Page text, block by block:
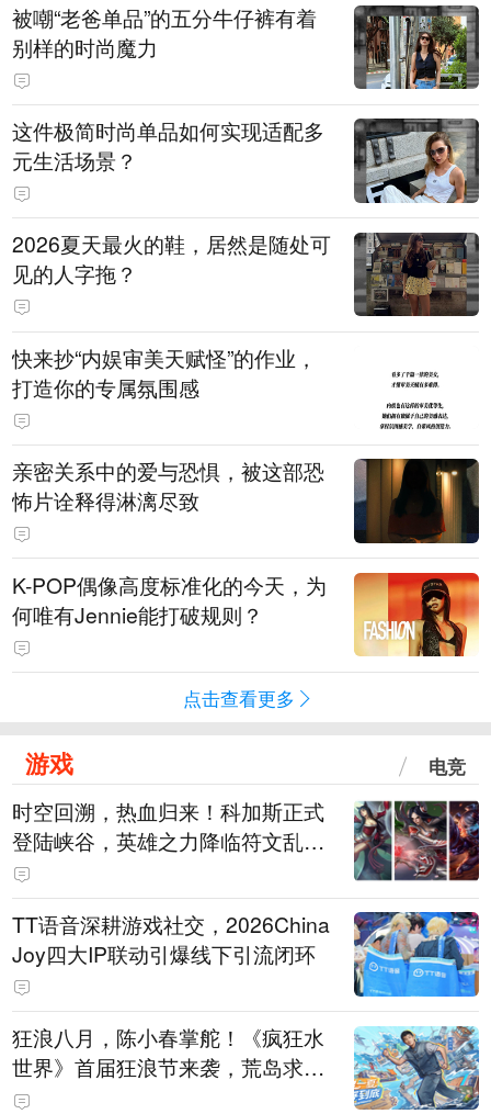
被嘲“老爸单品”的五分牛仔裤有着
别样的时尚魔力
这件极简时尚单品如何实现适配多
元生活场景？
2026夏天最火的鞋，居然是随处可
见的人字拖？
快来抄“内娱审美天赋怪”的作业，
打造你的专属氛围感
亲密关系中的爱与恐惧，被这部恐
怖片诠释得淋漓尽致
K-POP偶像高度标准化的今天，为
何唯有Jennie能打破规则？
点击查看更多
游戏 电竞
时空回溯，热血归来！科加斯正式
登陆峡谷，英雄之力降临符文乱
斗！
TT语音深耕游戏社交，2026China
Joy四大IP联动引爆线下引流闭环
狂浪八月，陈小春掌舵！《疯狂水
世界》首届狂浪节来袭，荒岛求生
直播即将开启